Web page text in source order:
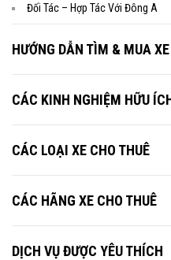
Đối Tác – Hợp Tác Với Đông A
HƯỚNG DẪN TÌM & MUA XE
CÁC KINH NGHIỆM HỮU
CÁC LOẠI XE CHO THUÊ
CÁC HÃNG XE CHO THUÊ
DỊCH VỤ ĐƯỢC YÊU THÍCH